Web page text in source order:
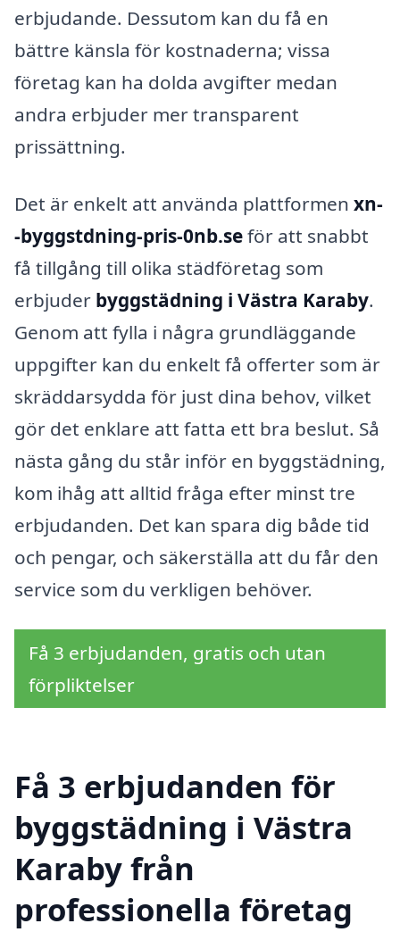
erbjudande. Dessutom kan du få en
bättre känsla för kostnaderna; vissa
företag kan ha dolda avgifter medan
andra erbjuder mer transparent
prissättning.
Det är enkelt att använda plattformen xn-
-byggstdning-pris-0nb.seför att snabbt
få tillgång till olika städföretag som
erbjuder byggstädning i Västra Karaby.
Genom att fylla i några grundläggande
uppgifter kan du enkelt få offerter som är
skräddarsydda för just dina behov, vilket
gör det enklare att fatta ett bra beslut. Så
nästa gång du står inför en byggstädning,
kom ihåg att alltid fråga efter minst tre
erbjudanden. Det kan spara dig både tid
och pengar, och säkerställa att du får den
service som du verkligen behöver.
Få 3 erbjudanden, gratis och utan
förpliktelser
Få 3 erbjudanden för
byggstädning i Västra
Karaby från
professionella företag